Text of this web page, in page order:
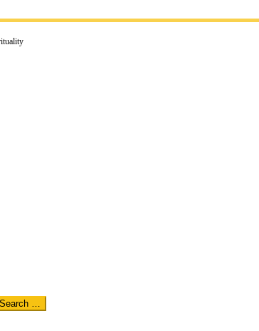
Search …